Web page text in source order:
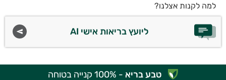
למה לקנות אצלנו?
ליועץ בריאות אישי AI
טבע בריא - 100% קנייה בטוחה